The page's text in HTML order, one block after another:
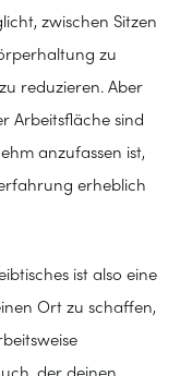
zwischen Sitzen
zu
reduzieren. Aber
Arbeitsfläche sind
anzufassen ist,
erheblich
ist also eine
Ort zu schaffen,